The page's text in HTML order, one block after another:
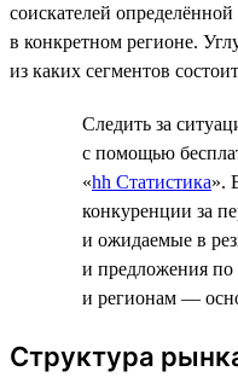
соискателей
в конкретном регионе.
из каких сегментов
Следить за
с помощью
«hh Статистика».
конкуренции за
и ожидаемые в
и предложения
и регионам —
Структура